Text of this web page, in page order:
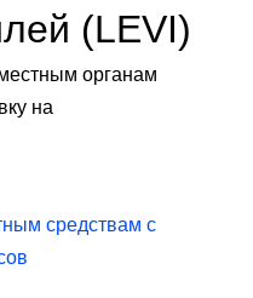
(LEVI)
органам
на
средствам с